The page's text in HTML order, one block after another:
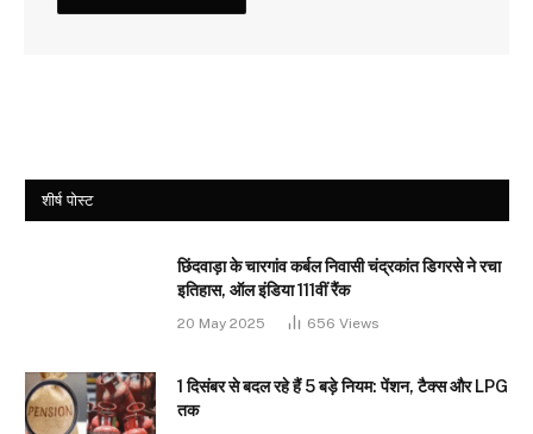
शीर्ष पोस्ट
छिंदवाड़ा के चारगांव कर्बल निवासी चंद्रकांत डिगरसे ने रचा
इतिहास, ऑल इंडिया 111वीं रैंक
20 May 2025 656 Views
1 दिसंबर से बदल रहे हैं 5 बड़े नियम: पेंशन, टैक्स और LPG
तक